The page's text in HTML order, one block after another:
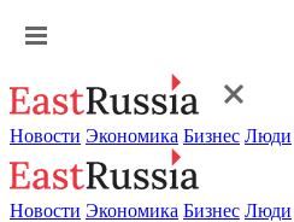
Новости Экономика Бизнес Люди
Новости Экономика Бизнес Люди